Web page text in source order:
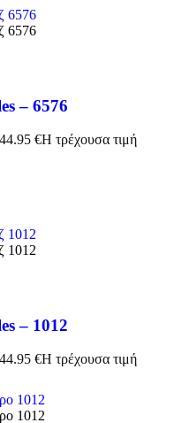
– 6576
44.95 €Η τρέχουσα τιμή
– 1012
44.95 €Η τρέχουσα τιμή